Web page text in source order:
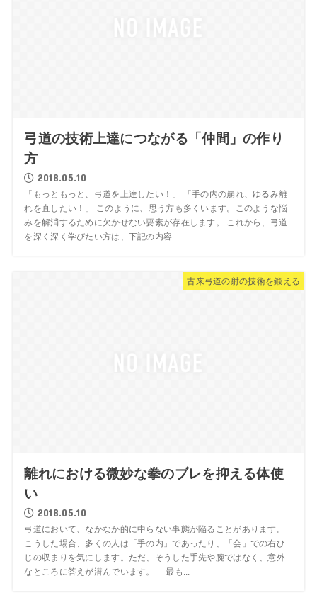
弓道の技術上達につながる「仲間」の作り
方
2018.05.10
「もっともっと、弓道を上達したい！」 「手の内の崩れ、ゆるみ離
れを直したい！」 このように、思う方も多くいます。このような悩
みを解消するために欠かせない要素が存在します。 これから、弓道
を深く深く学びたい方は、下記の内容...
古来弓道の射の技術を鍛える
離れにおける微妙な拳のブレを抑える体使
い
2018.05.10
弓道において、なかなか的に中らない事態が陥ることがあります。
こうした場合、多くの人は「手の内」であったり、「会」での右ひ
じの収まりを気にします。ただ、そうした手先や腕ではなく、意外
なところに答えが潜んでいます。 最も...